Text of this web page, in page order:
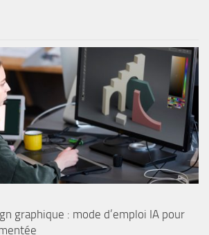
graphique : mode d’emploi IA pour